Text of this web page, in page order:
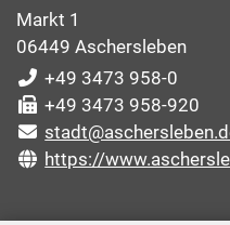
Markt 1
06449 Aschersleben
+49 3473 958-0
+49 3473 958-920
https://